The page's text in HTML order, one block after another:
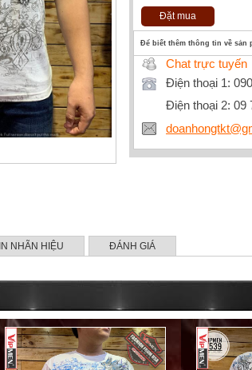
Đặt mua
Để biết thêm thông tin về sản
Chat trực tuyến
Điện thoại 1:
Điện thoại 2: 09
NHÃN HIỆU ĐÁNH GIÁ